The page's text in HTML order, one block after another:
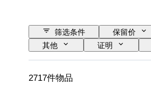
筛选条件 保留价
其他
证明
2717件物品